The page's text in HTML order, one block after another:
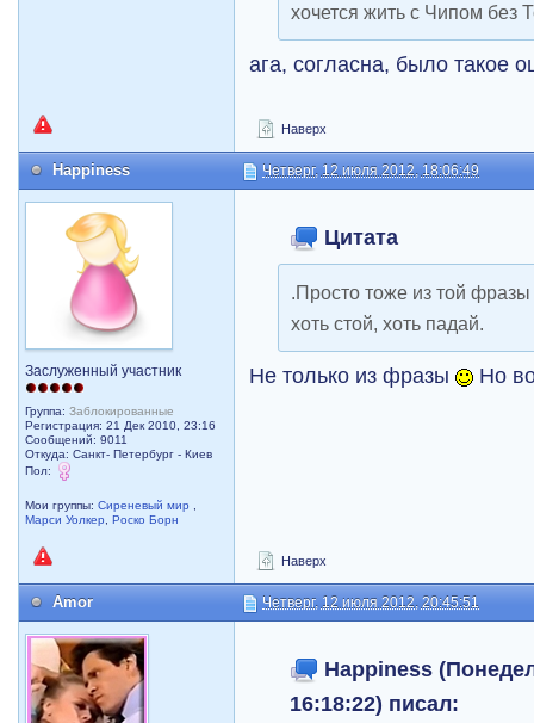
хочется жить с Чипом без
ага, согласна, было такое
Наверх
Happiness Четверг, 12 июля 2012, 18:06:49
Заслуженный участник
Группа:Заблокированные
Регистрация: 21 Дек 2010, 23:16
Сообщений: 9011
Откуда: Санкт- Петербург - Киев
Пол:
Мои группы:Сиреневый мир
Марси Уолкер
,Роско Борн
Цитата
.Просто тоже из той
хоть стой, хоть падай.
Не только из фразы Но
Наверх
Amor Четверг, 12 июля 2012, 20:45:51
Happiness
16:18:22) писал: